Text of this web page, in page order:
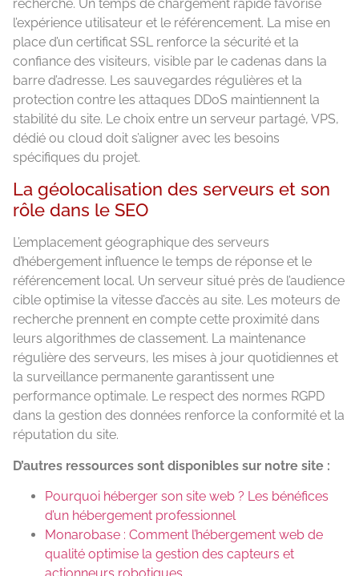
recherche. Un temps de chargement rapide favorise
l’expérience utilisateur et le référencement. La mise en
place d’un certificat SSL renforce la sécurité et la
confiance des visiteurs, visible par le cadenas dans la
barre d’adresse. Les sauvegardes régulières et la
protection contre les attaques DDoS maintiennent la
stabilité du site. Le choix entre un serveur partagé, VPS,
dédié ou cloud doit s’aligner avec les besoins
spécifiques du projet.
La géolocalisation des serveurs et son
rôle dans le SEO
L’emplacement géographique des serveurs
d’hébergement influence le temps de réponse et le
référencement local. Un serveur situé près de l’audience
cible optimise la vitesse d’accès au site. Les moteurs de
recherche prennent en compte cette proximité dans
leurs algorithmes de classement. La maintenance
régulière des serveurs, les mises à jour quotidiennes et
la surveillance permanente garantissent une
performance optimale. Le respect des normes RGPD
dans la gestion des données renforce la conformité et la
réputation du site.
D’autres ressources sont disponibles sur notre site :
Pourquoi héberger son site web ? Les bénéfices
d’un hébergement professionnel
Monarobase : Comment l’hébergement web de
qualité optimise la gestion des capteurs et